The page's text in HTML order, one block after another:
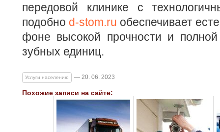
передовой клинике с
подобно d-stom.ru обеспечивает
фоне высокой прочности и полной
зубных единиц.
Услуги населению — 20. 06. 2023
Похожие записи на сайте: